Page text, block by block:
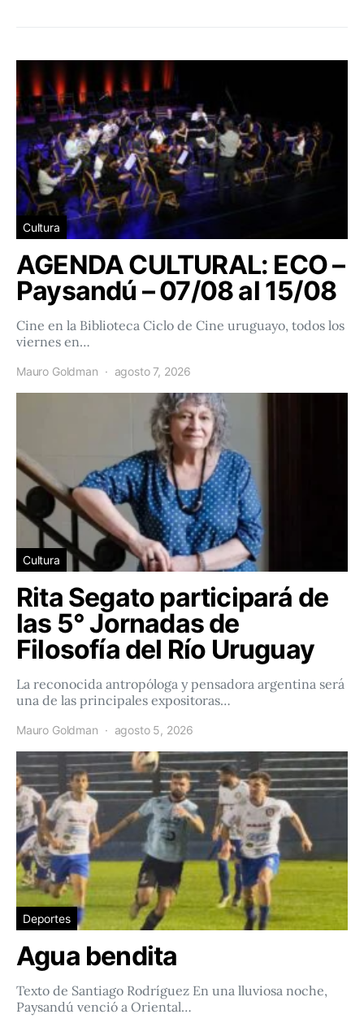
Cultura
AGENDA CULTURAL: ECO –
Paysandú – 07/08 al 15/08
Cine en la Biblioteca Ciclo de Cine uruguayo, todos los
viernes en…
Mauro Goldman agosto 7, 2026
Cultura
Rita Segato participará de
las 5° Jornadas de
Filosofía del Río Uruguay
La reconocida antropóloga y pensadora argentina será
una de las principales expositoras…
Mauro Goldman agosto 5, 2026
Deportes
Agua bendita
Texto de Santiago Rodríguez En una lluviosa noche,
Paysandú venció a Oriental…